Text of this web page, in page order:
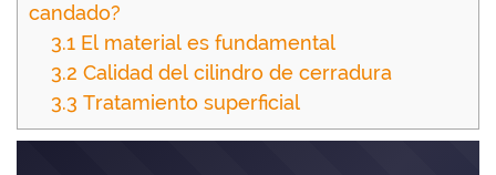
candado?
3.1 El material es fundamental
3.2 Calidad del cilindro de cerradura
3.3 Tratamiento superficial